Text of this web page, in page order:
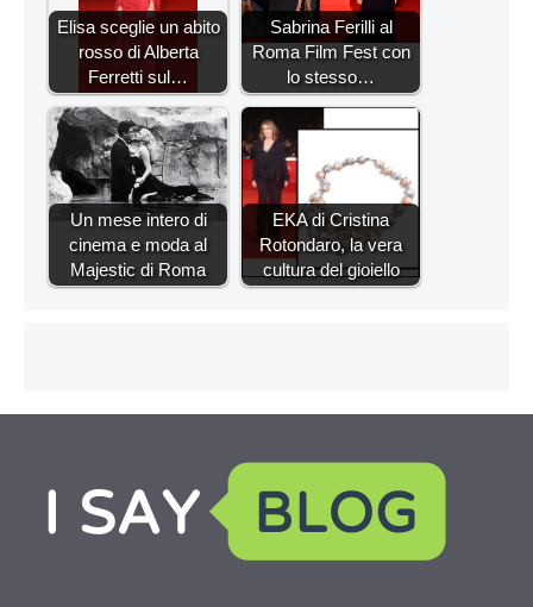
Elisa sceglie un abito
rosso di Alberta
Ferretti sul…
Sabrina Ferilli al
Roma Film Fest con
lo stesso…
Un mese intero di
cinema e moda al
Majestic di Roma
EKA di Cristina
Rotondaro, la vera
cultura del gioiello